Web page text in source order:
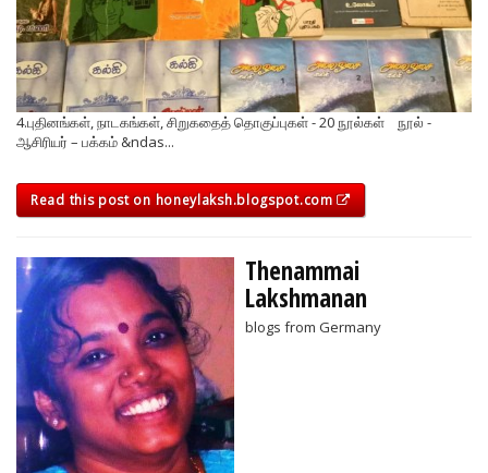
4.புதினங்கள், நாடகங்கள், சிறுகதைத் தொகுப்புகள் - 20 நூல்கள் நூல் -
ஆசிரியர் – பக்கம் &ndas...
Read this post on honeylaksh.blogspot.com
Thenammai
Lakshmanan
blogs from Germany